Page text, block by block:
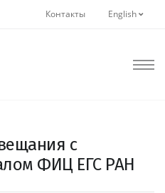
Контакты English
с
ФИЦ ЕГС РАН